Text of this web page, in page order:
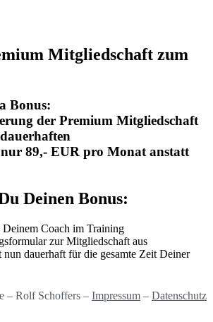
Mitgliedschaft zum
Bonus:
der Premium Mitgliedschaft
89,- EUR pro Monat anstatt
Deinen Bonus:
Coach im Training
zur Mitgliedschaft aus
dauerhaft für die gesamte Zeit Deiner
– Rolf Schoffers – Impressum – Datenschutz